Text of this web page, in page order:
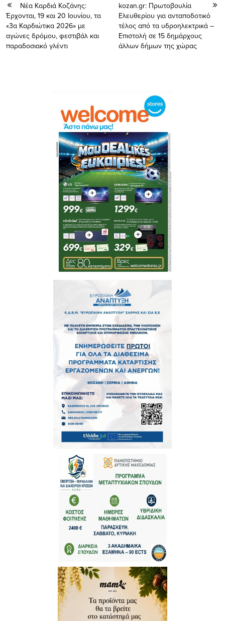
Νέα Καρδιά Κοζάνης:
Έρχονται, 19 και 20 Ιουνίου, τα
«3α Καρδιώτικα 2026» με
αγώνες δρόμου, φεστιβάλ και
παραδοσιακό γλέντι
kozan.gr: Πρωτοβουλία
Ελευθερίου για ανταποδοτικό
τέλος από τα υδροηλεκτρικά –
Επιστολή σε 15 δημάρχους
άλλων δήμων της χώρας